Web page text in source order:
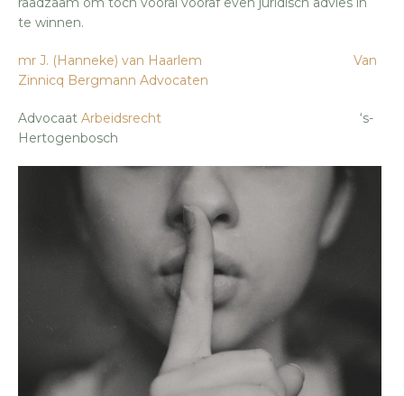
te winnen.
mr J. (Hanneke) van Haarlem
Van
Zinnicq Bergmann Advocaten
Advocaat Arbeidsrecht ‘s-
Hertogenbosch